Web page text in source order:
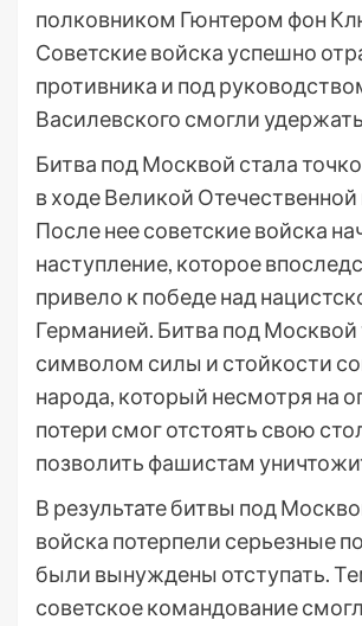
полковником Гюнтером фон
Советские войска успешно
противника и под
Василевского смогли
Битва под Москвой стала
в ходе Великой
После нее советские войска
наступление, которое
привело к победе над
Германией. Битва под Москвой
символом силы и стойкости
народа, который несмотря на
потери смог отстоять свою
позволить фашистам
В результате битвы под
войска потерпели серьезные
были вынуждены отступать.
советское командование